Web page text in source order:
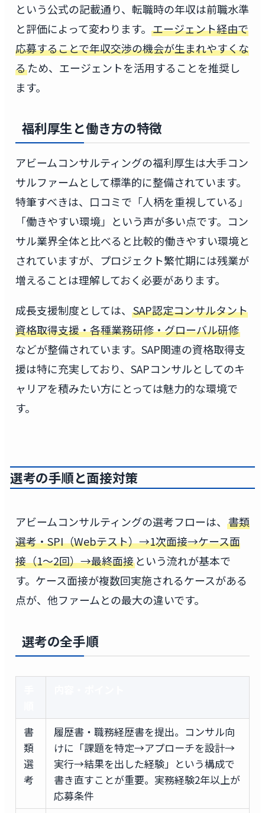
という公式の記載通り、転職時の年収は前職水準
と評価によって変わります。 エージェント経由で
応募することで年収交渉の機会が生まれやすくな
るため、エージェントを活用することを推奨し
ます。
福利厚生と働き方の特徴
アビームコンサルティングの福利厚生は大手コン
サルファームとして標準的に整備されています。
特筆すべきは、口コミで「人柄を重視している」
「働きやすい環境」という声が多い点です。コン
サル業界全体と比べると比較的働きやすい環境と
されていますが、プロジェクト繁忙期には残業が
増えることは理解しておく必要があります。
成長支援制度としては、 SAP認定コンサルタント
資格取得支援・各種業務研修・グローバル研修
などが整備されています。SAP関連の資格取得支
援は特に充実しており、SAPコンサルとしてのキ
ャリアを積みたい方にとっては魅力的な環境で
す。
選考の手順と面接対策
アビームコンサルティングの選考フローは、 書類
選考・SPI（Webテスト）→1次面接→ケース面
接（1〜2回）→最終面接という流れが基本で
す。ケース面接が複数回実施されるケースがある
点が、他ファームとの最大の違いです。
選考の全手順
書
類
選
考
履歴書・職務経歴書を提出。コンサル向
けに「課題を特定→アプローチを設計→
実行→結果を出した経験」という構成で
書き直すことが重要。実務経験2年以上が
応募条件